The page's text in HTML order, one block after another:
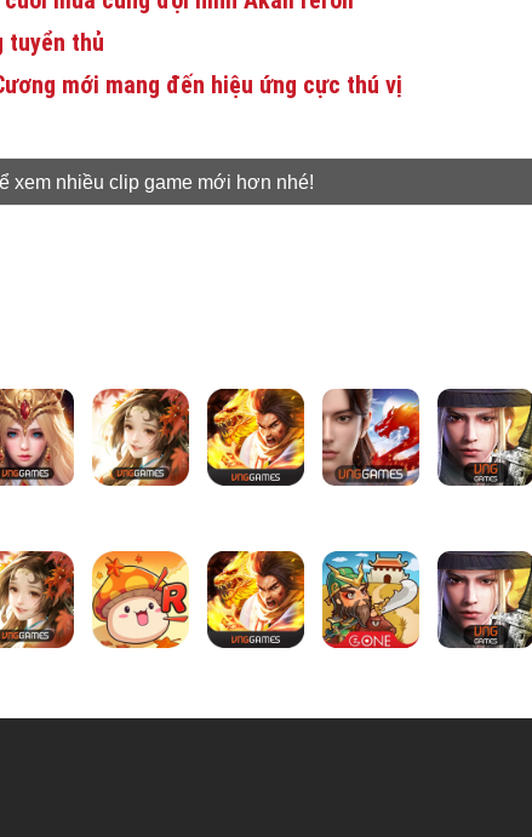
tuyển thủ
mới mang đến hiệu ứng cực thú vị
xem nhiều clip game mới hơn nhé!